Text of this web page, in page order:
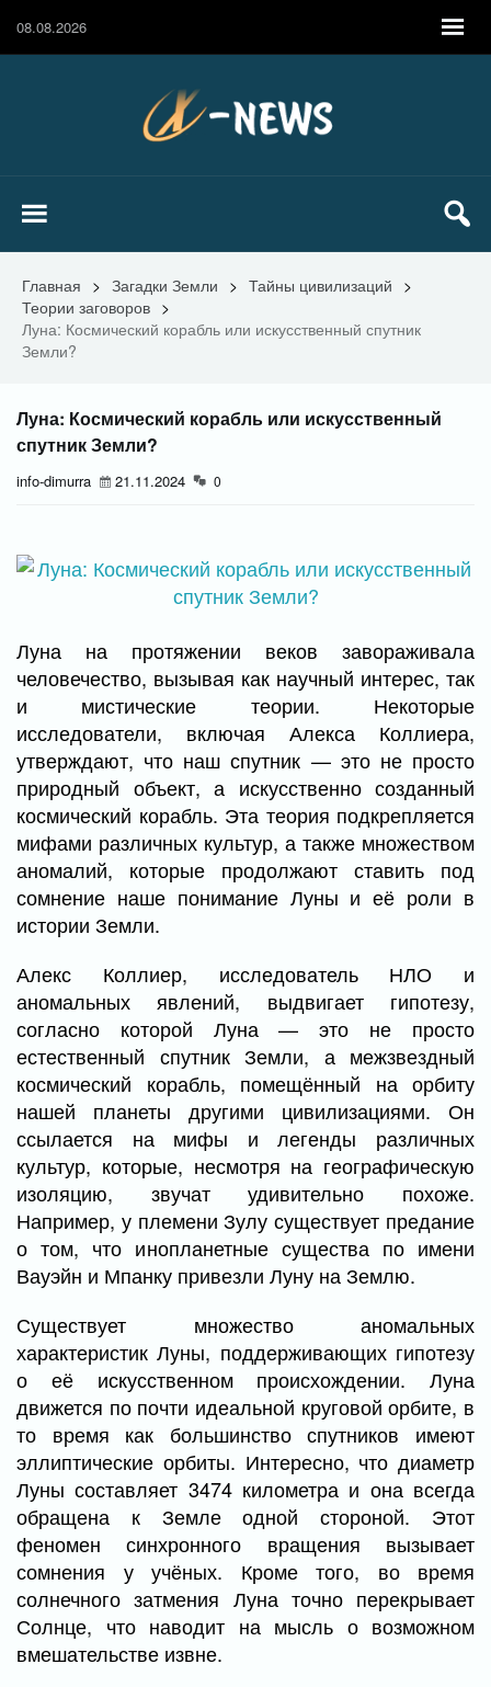
08.08.2026
Главная > Загадки Земли > Тайны цивилизаций >
Теории заговоров >
Луна: Космический корабль или искусственный спутник
Земли?
Луна: Космический корабль или искусственный
спутник Земли?
info-dimurra 21.11.2024 0
Луна на протяжении веков завораживала
человечество, вызывая как научный интерес, так
и мистические теории. Некоторые
исследователи, включая Алекса Коллиера,
утверждают, что наш спутник — это не просто
природный объект, а искусственно созданный
космический корабль. Эта теория подкрепляется
мифами различных культур, а также множеством
аномалий, которые продолжают ставить под
сомнение наше понимание Луны и её роли в
истории Земли.
Алекс Коллиер, исследователь НЛО и
аномальных явлений, выдвигает гипотезу,
согласно которой Луна — это не просто
естественный спутник Земли, а межзвездный
космический корабль, помещённый на орбиту
нашей планеты другими цивилизациями. Он
ссылается на мифы и легенды различных
культур, которые, несмотря на географическую
изоляцию, звучат удивительно похоже.
Например, у племени Зулу существует предание
о том, что инопланетные существа по имени
Вауэйн и Мпанку привезли Луну на Землю.
Существует множество аномальных
характеристик Луны, поддерживающих гипотезу
о её искусственном происхождении. Луна
движется по почти идеальной круговой орбите, в
то время как большинство спутников имеют
эллиптические орбиты. Интересно, что диаметр
Луны составляет 3474 километра и она всегда
обращена к Земле одной стороной. Этот
феномен синхронного вращения вызывает
сомнения у учёных. Кроме того, во время
солнечного затмения Луна точно перекрывает
Солнце, что наводит на мысль о возможном
вмешательстве извне.